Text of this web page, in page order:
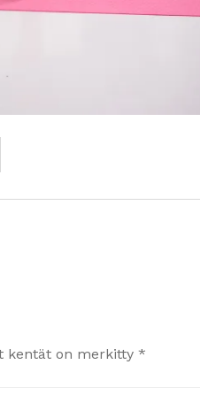
kentät on merkitty *